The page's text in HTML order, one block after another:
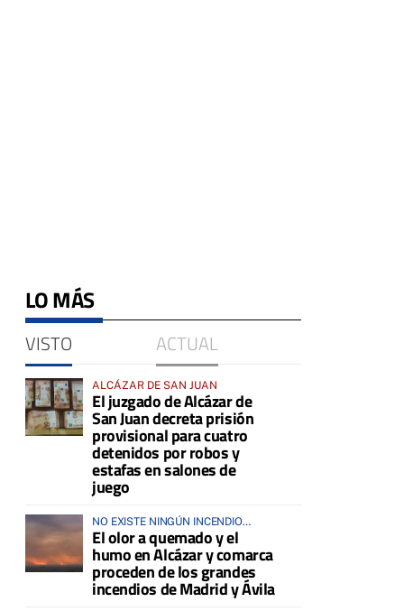
LO MÁS
VISTO ACTUAL
ALCÁZAR DE SAN JUAN
El juzgado de Alcázar de
San Juan decreta prisión
provisional para cuatro
detenidos por robos y
estafas en salones de
juego
NO EXISTE NINGÚN INCENDIO
ACTIVO EN LA COMARCA
El olor a quemado y el
humo en Alcázar y comarca
proceden de los grandes
incendios de Madrid y Ávila